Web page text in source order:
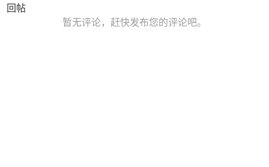
回帖
暂无评论，赶快发布您的评论吧。